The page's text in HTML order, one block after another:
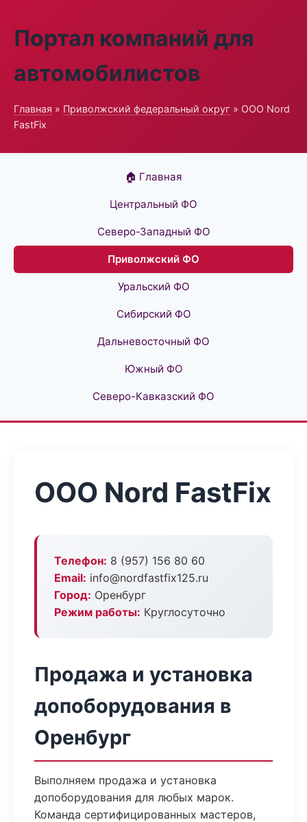
Портал компаний для
автомобилистов
Главная » Приволжский федеральный округ » ООО Nord
FastFix
🏠 Главная
Центральный ФО
Северо-Западный ФО
Приволжский ФО
Уральский ФО
Сибирский ФО
Дальневосточный ФО
Южный ФО
Северо-Кавказский ФО
ООО Nord FastFix
Телефон: 8 (957) 156 80 60
Email: info@nordfastfix125.ru
Город: Оренбург
Режим работы: Круглосуточно
Продажа и установка
допоборудования в
Оренбург
Выполняем продажа и установка
допоборудования для любых марок.
Команда сертифицированных мастеров,